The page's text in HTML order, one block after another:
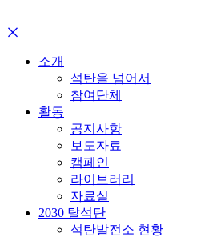
소개
석탄을 넘어서
참여단체
활동
공지사항
보도자료
캠페인
라이브러리
자료실
2030 탈석탄
석탄발전소 현황